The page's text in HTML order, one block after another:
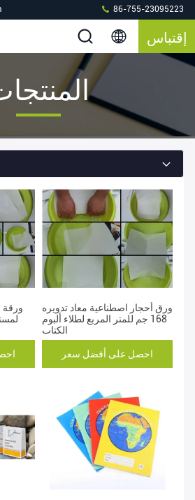
86-755-23095223
إقتباس
ورقة
ورق أحجار اصطناعية معاد تدويره
168 جم للمتر المربع لطلاء ألبوم
الكتاب
احصل على أفضل سعر